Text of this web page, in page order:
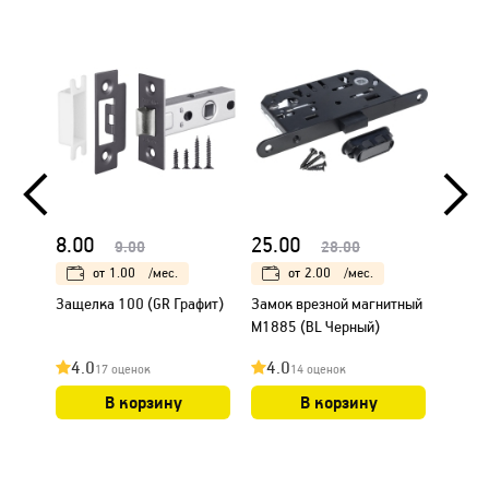
8.00 9.00
от 1.00 /мес.
Защелка 100 (GR Графит)
4.017 оценок
В корзину
25.00 28.00
от 2.00 /мес.
Замок врезной магнитный
М1885 (BL Черный)
4.014 оценок
В корзину